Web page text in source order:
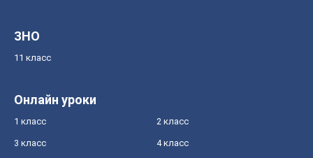
ЗНО
11 класс
Онлайн уроки
1 класс 2 класс
3 класс 4 класс